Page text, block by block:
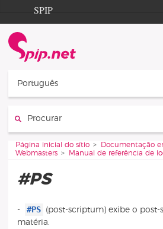
Aller au contenu
Aller à la navigation
SPIP
Documentation
Contribution
Português
Vous êtes ici :
Página inicial do sítio
Documentação
Webmasters
Manual de referência de
#PS
- #PS (post-scriptum) exibe o
matéria.